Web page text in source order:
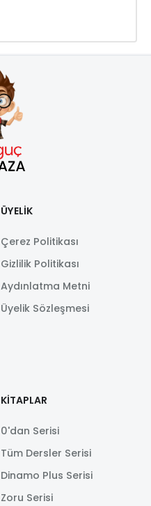
ÜYELİK
Çerez Politikası
Gizlilik Politikası
Aydınlatma Metni
Üyelik Sözleşmesi
KİTAPLAR
0'dan Serisi
Tüm Dersler Serisi
Dinamo Plus Serisi
Zoru Serisi